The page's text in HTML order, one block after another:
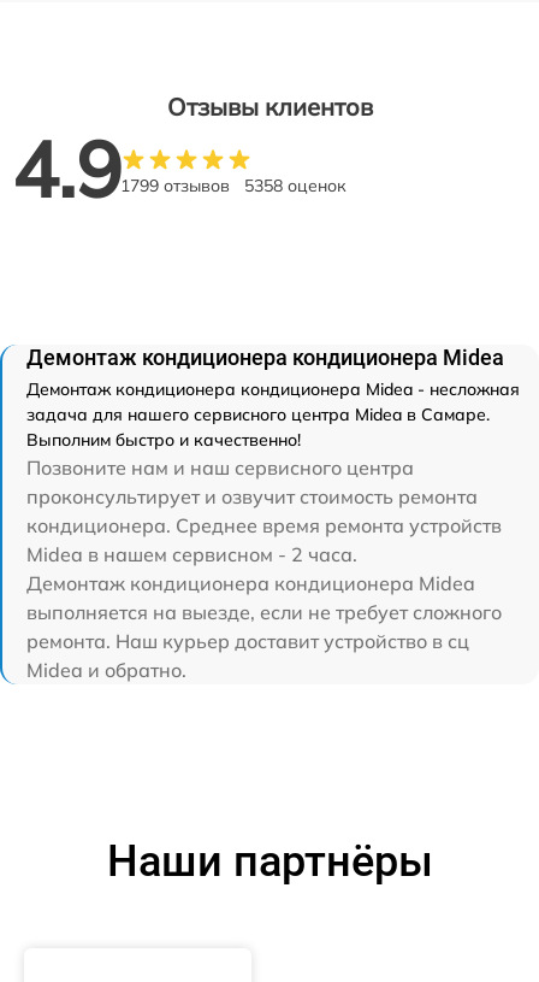
Отзывы клиентов
4.91799 отзывов 5358 оценок
Демонтаж кондиционера кондиционера Midea
Демонтаж кондиционера кондиционера Midea - несложная
задача для нашего сервисного центра Midea в Самаре.
Выполним быстро и качественно!
Позвоните нам и наш сервисного центра
проконсультирует и озвучит стоимость ремонта
кондиционера. Среднее время ремонта устройств
Midea в нашем сервисном - 2 часа.
Демонтаж кондиционера кондиционера Midea
выполняется на выезде, если не требует сложного
ремонта. Наш курьер доставит устройство в сц
Midea и обратно.
Наши партнёры